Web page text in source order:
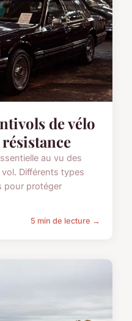
de vélo
au vu des
Différents types
pour protéger
5 min de lecture →